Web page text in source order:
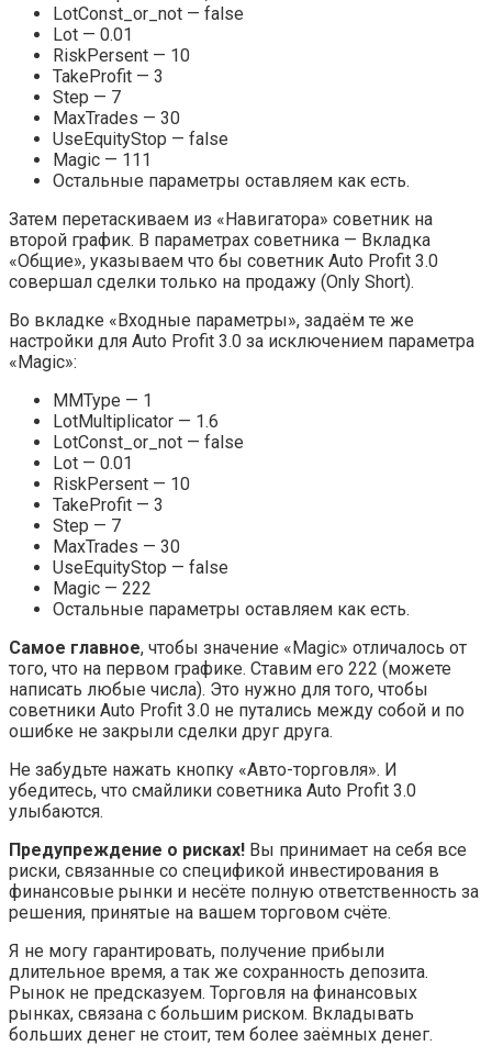
LotConst_or_not — false
Lot — 0.01
RiskPersent — 10
TakeProfit — 3
Step — 7
MaxTrades — 30
UseEquityStop — false
Magic — 111
Остальные параметры оставляем как есть.
Затем перетаскиваем из «Навигатора» советник на
второй график. В параметрах советника — Вкладка
«Общие», указываем что бы советник Auto Profit 3.0
совершал сделки только на продажу (Only Short).
Во вкладке «Входные параметры», задаём те же
настройки для Auto Profit 3.0 за исключением параметра
«Magic»:
MMType — 1
LotMultiplicator — 1.6
LotConst_or_not — false
Lot — 0.01
RiskPersent — 10
TakeProfit — 3
Step — 7
MaxTrades — 30
UseEquityStop — false
Magic — 222
Остальные параметры оставляем как есть.
Самое главное, чтобы значение «Magic» отличалось от
того, что на первом графике. Ставим его 222 (можете
написать любые числа). Это нужно для того, чтобы
советники Auto Profit 3.0 не путались между собой и по
ошибке не закрыли сделки друг друга.
Не забудьте нажать кнопку «Авто-торговля». И
убедитесь, что смайлики советника Auto Profit 3.0
улыбаются.
Предупреждение о рисках! Вы принимает на себя все
риски, связанные со спецификой инвестирования в
финансовые рынки и несёте полную ответственность за
решения, принятые на вашем торговом счёте.
Я не могу гарантировать, получение прибыли
длительное время, а так же сохранность депозита.
Рынок не предсказуем. Торговля на финансовых
рынках, связана с большим риском. Вкладывать
больших денег не стоит, тем более заёмных денег.